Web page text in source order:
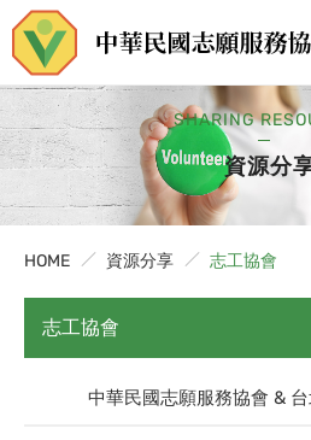
SHARING
資源分
HOME 資源分享 志工協會
志工協會
中華民國志願服務協會 &